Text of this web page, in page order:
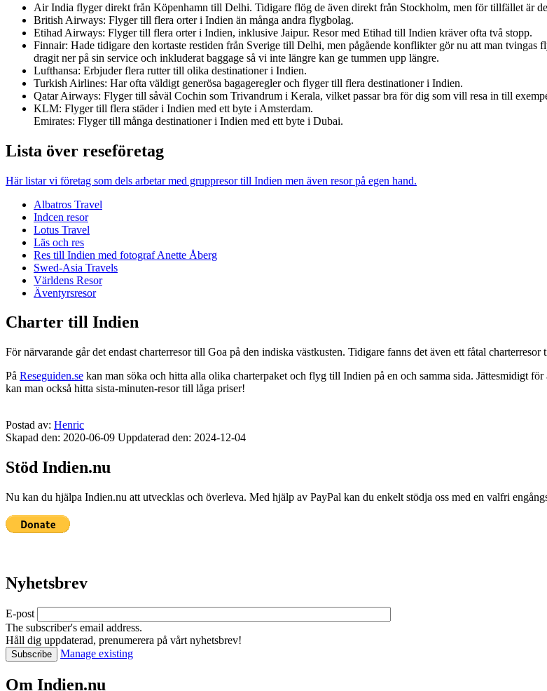
Air India flyger direkt från Köpenhamn till Delhi. Tidigare flög de även direkt från Stockholm, men för tillfället är
British Airways: Flyger till flera orter i Indien än många andra flygbolag.
Etihad Airways: Flyger till flera orter i Indien, inklusive Jaipur. Resor med Etihad till Indien kräver ofta två stopp.
Finnair: Hade tidigare den kortaste restiden från Sverige till Delhi, men pågående konflikter gör nu att man
dragit ner på sin service och inkluderat baggage så vi inte längre kan ge tummen upp längre.
Lufthansa: Erbjuder flera rutter till olika destinationer i Indien.
Turkish Airlines: Har ofta väldigt generösa bagageregler och flyger till flera destinationer i Indien.
Qatar Airways: Flyger till såväl Cochin som Trivandrum i Kerala, vilket passar bra för dig som vill resa in till
KLM: Flyger till flera städer i Indien med ett byte i Amsterdam.
Emirates: Flyger till många destinationer i Indien med ett byte i Dubai.
Lista över reseföretag
Här listar vi företag som dels arbetar med gruppresor till Indien men även resor på egen hand.
Albatros Travel
Indcen resor
Lotus Travel
Läs och res
Res till Indien med fotograf Anette Åberg
Swed-Asia Travels
Världens Resor
Äventyrsresor
Charter till Indien
För närvarande går det endast charterresor till Goa på den indiska västkusten. Tidigare fanns det även ett fåtal
På Reseguiden.se kan man söka och hitta alla olika charterpaket och flyg till Indien på en och samma sida. Jättesmidigt
kan man också hitta sista-minuten-resor till låga priser!
Postad av: Henric
Skapad den: 2020-06-09 Uppdaterad den: 2024-12-04
Stöd Indien.nu
Nu kan du hjälpa Indien.nu att utvecklas och överleva. Med hjälp av PayPal kan du enkelt stödja oss med en valfri
Nyhetsbrev
E-post
The subscriber's email address.
Håll dig uppdaterad, prenumerera på vårt nyhetsbrev!
Manage existing
Om Indien.nu